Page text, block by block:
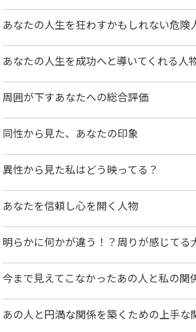
あなたの人生を狂わすかもしれない危険
あなたの人生を成功へと導いてくれる人
周囲が下すあなたへの総合評価
同性から見た、あなたの印象
異性から見た私はどう映ってる？
あなたを信頼し心を開く人物
明らかに何かが違う！？周りが感じてる
今まで見えてこなかったあの人と私の関
あの人と円満な関係を築くための上手な